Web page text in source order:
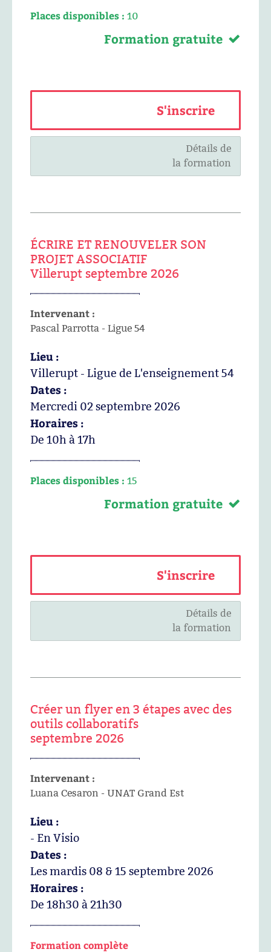
Places disponibles : 10
Formation gratuite
S'inscrire
Détails de
la formation
ÉCRIRE ET RENOUVELER SON
PROJET ASSOCIATIF
Villerupt septembre 2026
Intervenant :
Pascal Parrotta - Ligue 54
Lieu :
Villerupt - Ligue de L'enseignement 54
Dates :
Mercredi 02 septembre 2026
Horaires :
De 10h à 17h
Places disponibles : 15
Formation gratuite
S'inscrire
Détails de
la formation
Créer un flyer en 3 étapes avec des
outils collaboratifs
septembre 2026
Intervenant :
Luana Cesaron - UNAT Grand Est
Lieu :
- En Visio
Dates :
Les mardis 08 & 15 septembre 2026
Horaires :
De 18h30 à 21h30
Formation complète